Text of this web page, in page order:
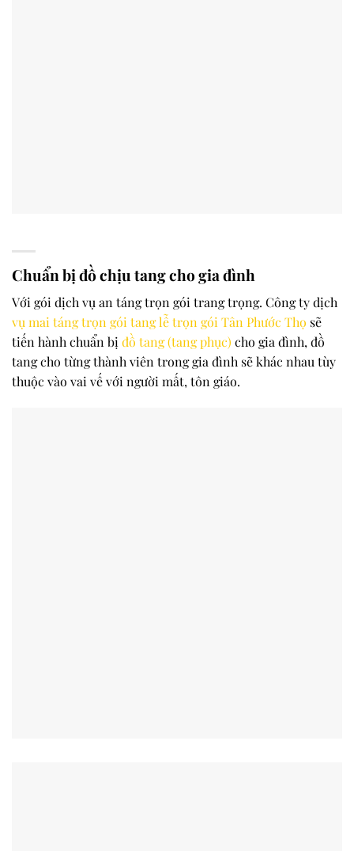
Chuẩn bị đồ chịu tang cho gia đình
Với gói dịch vụ an táng trọn gói trang trọng. Công ty dịch
vụ mai táng trọn gói tang lễ trọn gói Tân Phước Thọ sẽ
tiến hành chuẩn bị đồ tang (tang phục) cho gia đình, đồ
tang cho từng thành viên trong gia đình sẽ khác nhau tùy
thuộc vào vai vế với người mất, tôn giáo.